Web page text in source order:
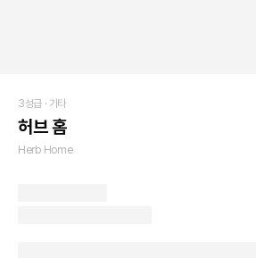
3성급 · 기타
허브 홈
Herb Home